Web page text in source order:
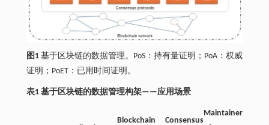
图1基于区块链的数据管理。PoS：持有量证明；PoA：权威
证明；PoET：已用时间证明。
表1 基于区块链的数据管理构架——应用场景
Blockchain
Consensus
Maintainer